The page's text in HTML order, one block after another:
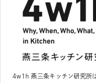
4w1h 燕三条キッチン研究所